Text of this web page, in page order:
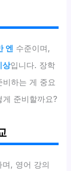
엔 수준이며,
상입니다. 장학
하는 게 중요
준비할까요?
, 영어 강의